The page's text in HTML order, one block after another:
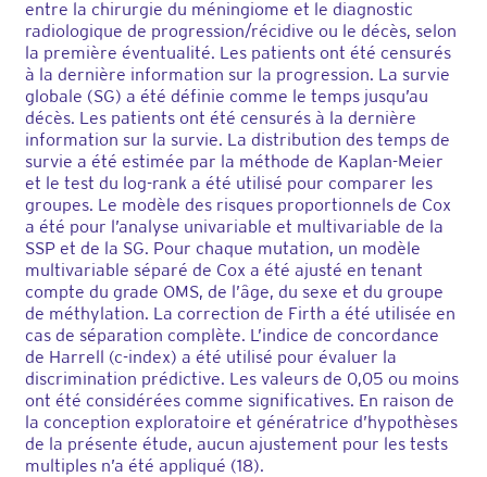
entre la chirurgie du méningiome et le diagnostic
radiologique de progression/récidive ou le décès, selon
la première éventualité. Les patients ont été censurés
à la dernière information sur la progression. La survie
globale (SG) a été définie comme le temps jusqu’au
décès. Les patients ont été censurés à la dernière
information sur la survie. La distribution des temps de
survie a été estimée par la méthode de Kaplan-Meier
et le test du log-rank a été utilisé pour comparer les
groupes. Le modèle des risques proportionnels de Cox
a été pour l’analyse univariable et multivariable de la
SSP et de la SG. Pour chaque mutation, un modèle
multivariable séparé de Cox a été ajusté en tenant
compte du grade OMS, de l’âge, du sexe et du groupe
de méthylation. La correction de Firth a été utilisée en
cas de séparation complète. L’indice de concordance
de Harrell (c-index) a été utilisé pour évaluer la
discrimination prédictive. Les valeurs de 0,05 ou moins
ont été considérées comme significatives. En raison de
la conception exploratoire et génératrice d’hypothèses
de la présente étude, aucun ajustement pour les tests
multiples n’a été appliqué (18).